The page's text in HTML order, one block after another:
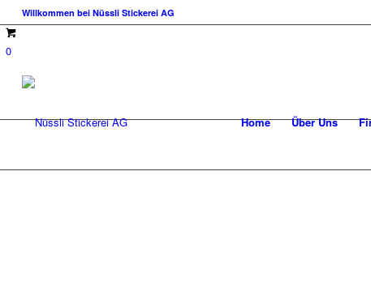
Willkommen bei Nüssli Stickerei AG
0
Home Über Uns